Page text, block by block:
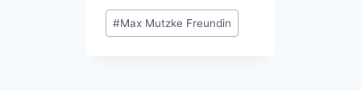
Post
Tags:
#Max Mutzke Freundin